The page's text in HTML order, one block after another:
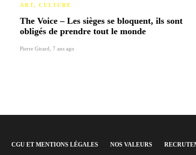
ART, CULTURE
The Voice – Les sièges se bloquent, ils sont
obligés de prendre tout le monde
Pierre Girard 7 ans ago
CGU ET MENTIONS LÉGALES NOS VALEURS